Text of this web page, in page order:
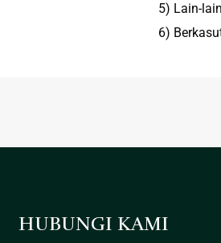
5) Lain-
6)
HUBUNGI KAMI